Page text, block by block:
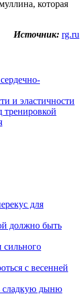
которая
Источник: rg.ru
и эластичности
тренировкой
для
должно быть
сильного
с весенней
сладкую дыню